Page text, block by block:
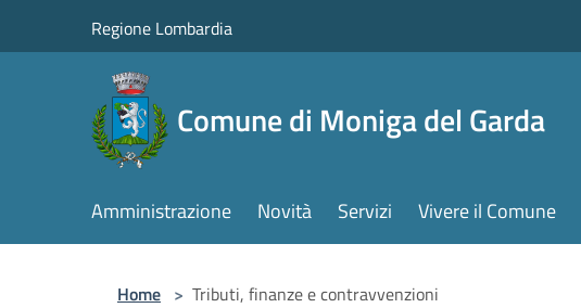
Regione Lombardia
Comune di Moniga del Garda
Amministrazione Novità Servizi Vivere il Comune
Home > Tributi, finanze e contravvenzioni